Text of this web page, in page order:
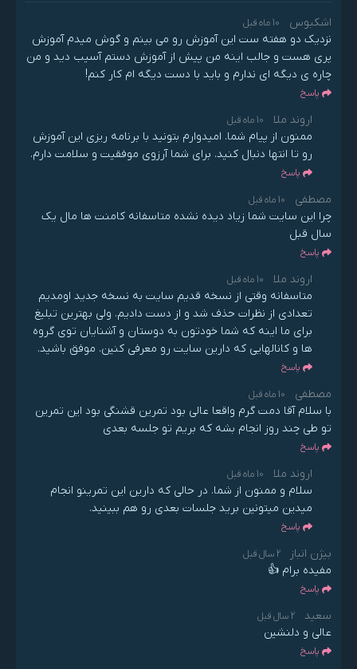
اشکبوس 10 ماه قبل
نزدیک دو هفته ست این آموزش رو می بینم و گوش میدم آموزش
پری هست و جالب اینه من پیش از آموزش دستم آسیب دید و من
چاره ی دیگه ای ندارم و باید با دست دیگه ام کار کنم!
پاسخ
اروند ملا 10 ماه قبل
ممنون از پیام شما. امیدوارم بتونید با برنامه ریزی این آموزش
رو تا انتها دنبال کنید. برای شما آرزوی موفقیت و سلامت دارم.
پاسخ
مصطفی 10 ماه قبل
چرا این سایت شما زیاد دیده نشده متاسفانه کامنت ها مال یک‌
سال قبل
پاسخ
اروند ملا 10 ماه قبل
متاسفانه وقتی از نسخه قدیم سایت به نسخه جدید اومدیم
تعدادی از نظرات حذف شد و از دست دادیم. ولی بهترین تبلیغ
برای ما اینه که شما خودتون به دوستان و آشنایان توی گروه
ها و کانالهایی که دارین سایت رو معرفی کنین. موفق باشید.
پاسخ
مصطفی 10 ماه قبل
با سلام آقا دمت گرم واقعا عالی بود تمرین قشنگی بود این تمرین
تو طی چند روز انجام بشه که بریم تو جلسه بعدی
پاسخ
اروند ملا 10 ماه قبل
سلام و ممنون از شما. در حالی که دارین این تمرینو انجام
میدین میتونین برید جلسات بعدی رو هم ببینید.
پاسخ
بیژن انباز 2 سال قبل
مفیده برام 👍
پاسخ
سعید 2 سال قبل
عالی و دلنشین
پاسخ